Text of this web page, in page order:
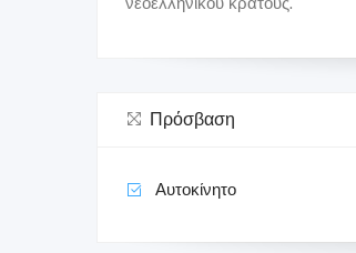
Πρόσβαση
Αυτοκίνητο